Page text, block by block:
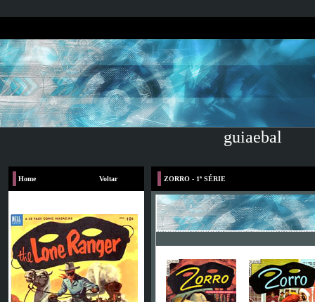
guiaebal
Home Voltar ZORRO - 1ª SÉRIE